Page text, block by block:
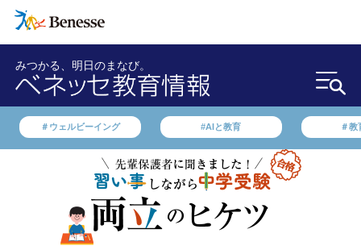
みつかる、明日のまなび。
＃ウェルビーイング #AIと教育 ＃教